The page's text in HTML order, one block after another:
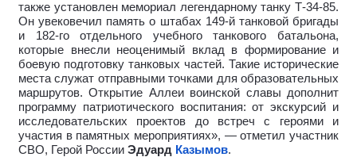
также установлен мемориал легендарному танку Т-34-85.
Он увековечил память о штабах 149-й танковой бригады
и 182-го отдельного учебного танкового батальона,
которые внесли неоценимый вклад в формирование и
боевую подготовку танковых частей. Такие исторические
места служат отправными точками для образовательных
маршрутов. Открытие Аллеи воинской славы дополнит
программу патриотического воспитания: от экскурсий и
исследовательских проектов до встреч с героями и
участия в памятных мероприятиях», — отметил участник
СВО, Герой России Эдуард Казымов.